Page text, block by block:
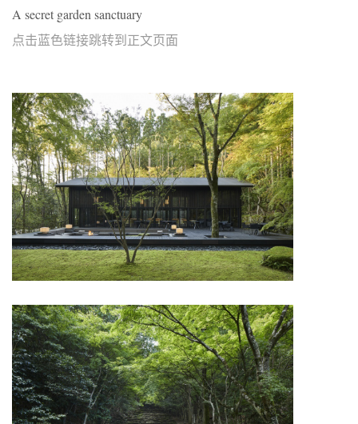
A secret garden sanctuary
点击蓝色链接跳转到正文页面